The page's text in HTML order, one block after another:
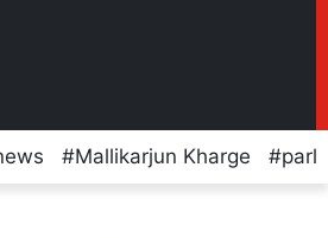
Mallikarjun Kharge